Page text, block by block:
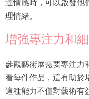
達情感時，可以啟發他
理情緒。
增強專注力和
參觀藝術展需要專注力
看每件作品，這有助於
這種能力不僅對藝術有